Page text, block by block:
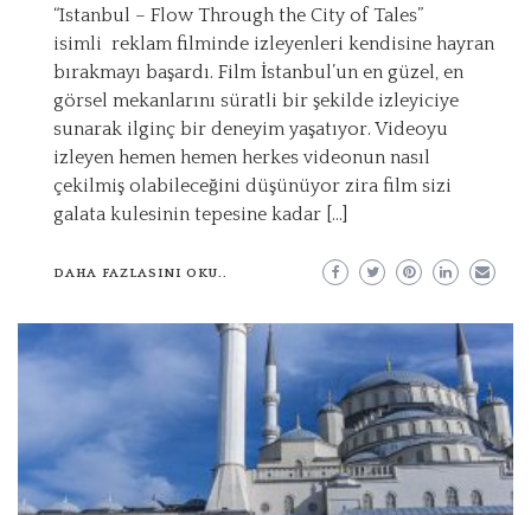
“Istanbul – Flow Through the City of Tales”
isimli reklam filminde izleyenleri kendisine hayran
bırakmayı başardı. Film İstanbul’un en güzel, en
görsel mekanlarını süratli bir şekilde izleyiciye
sunarak ilginç bir deneyim yaşatıyor. Videoyu
izleyen hemen hemen herkes videonun nasıl
çekilmiş olabileceğini düşünüyor zira film sizi
galata kulesinin tepesine kadar […]
DAHA FAZLASINI OKU..